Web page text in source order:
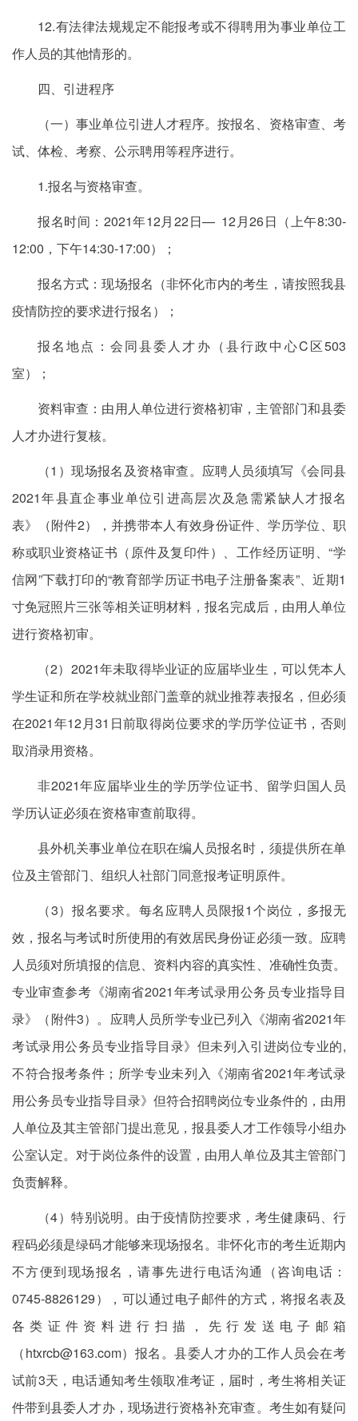
12.有法律法规规定不能报考或不得聘用为事业单位工
作人员的其他情形的。
四、引进程序
（一）事业单位引进人才程序。按报名、资格审查、考
试、体检、考察、公示聘用等程序进行。
1.报名与资格审查。
报名时间：2021年12月22日— 12月26日（上午8:30-
12:00，下午14:30-17:00）；
报名方式：现场报名（非怀化市内的考生，请按照我县
疫情防控的要求进行报名）；
报名地点：会同县委人才办（县行政中心C区503
室）；
资料审查：由用人单位进行资格初审，主管部门和县委
人才办进行复核。
（1）现场报名及资格审查。应聘人员须填写《会同县
2021年县直企事业单位引进高层次及急需紧缺人才报名
表》（附件2），并携带本人有效身份证件、学历学位、职
称或职业资格证书（原件及复印件）、工作经历证明、“学
信网”下载打印的“教育部学历证书电子注册备案表”、近期1
寸免冠照片三张等相关证明材料，报名完成后，由用人单位
进行资格初审。
（2）2021年未取得毕业证的应届毕业生，可以凭本人
学生证和所在学校就业部门盖章的就业推荐表报名，但必须
在2021年12月31日前取得岗位要求的学历学位证书，否则
取消录用资格。
非2021年应届毕业生的学历学位证书、留学归国人员
学历认证必须在资格审查前取得。
县外机关事业单位在职在编人员报名时，须提供所在单
位及主管部门、组织人社部门同意报考证明原件。
（3）报名要求。每名应聘人员限报1个岗位，多报无
效，报名与考试时所使用的有效居民身份证必须一致。应聘
人员须对所填报的信息、资料内容的真实性、准确性负责。
专业审查参考《湖南省2021年考试录用公务员专业指导目
录》（附件3）。应聘人员所学专业已列入《湖南省2021年
考试录用公务员专业指导目录》但未列入引进岗位专业的,
不符合报考条件；所学专业未列入《湖南省2021年考试录
用公务员专业指导目录》但符合招聘岗位专业条件的，由用
人单位及其主管部门提出意见，报县委人才工作领导小组办
公室认定。对于岗位条件的设置，由用人单位及其主管部门
负责解释。
（4）特别说明。由于疫情防控要求，考生健康码、行
程码必须是绿码才能够来现场报名。非怀化市的考生近期内
不方便到现场报名，请事先进行电话沟通（咨询电话：
0745-8826129），可以通过电子邮件的方式，将报名表及
各类证件资料进行扫描，先行发送电子邮箱
（htxrcb@163.com）报名。县委人才办的工作人员会在考
试前3天，电话通知考生领取准考证，届时，考生将相关证
件带到县委人才办，现场进行资格补充审查。考生如有疑问